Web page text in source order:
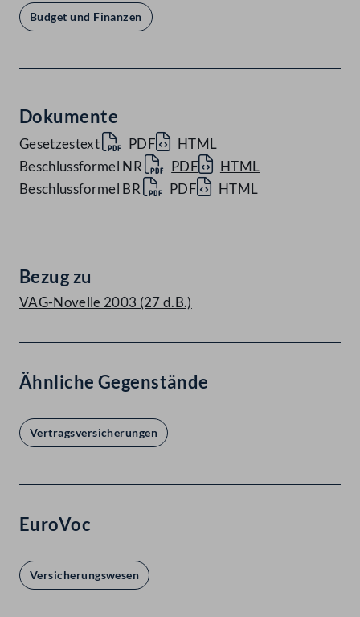
Budget und Finanzen
Dokumente
Gesetzestext PDF
HTML
Beschlussformel NR
PDF
HTML
Beschlussformel BR
PDF HTML
Bezug zu
VAG-Novelle 2003 (27 d.B.)
Ähnliche Gegenstände
Vertragsversicherungen
EuroVoc
Versicherungswesen